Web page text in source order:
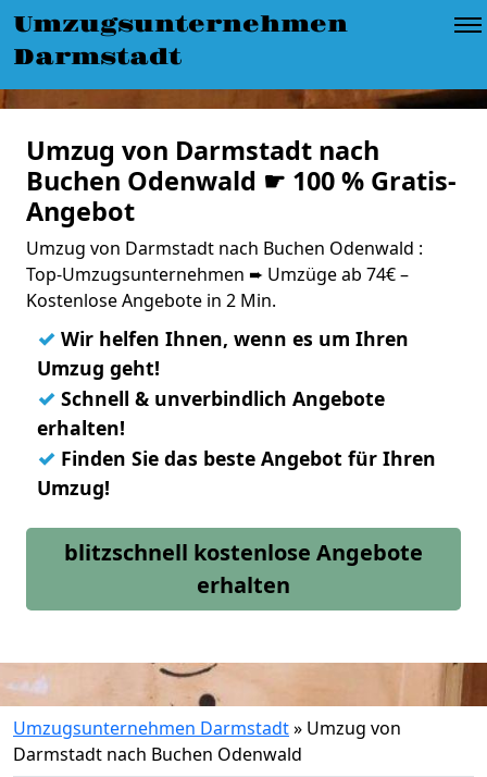
Umzugsunternehmen
Darmstadt
Umzug von Darmstadt nach
Buchen Odenwald ☛ 100 % Gratis-
Angebot
Umzug von Darmstadt nach Buchen Odenwald :
Top-Umzugsunternehmen ➨ Umzüge ab 74€ –
Kostenlose Angebote in 2 Min.
✓ Wir helfen Ihnen, wenn es um Ihren
Umzug geht!
✓ Schnell & unverbindlich Angebote
erhalten!
✓ Finden Sie das beste Angebot für Ihren
Umzug!
blitzschnell kostenlose Angebote
erhalten
Umzugsunternehmen Darmstadt» Umzug von
Darmstadt nach Buchen Odenwald